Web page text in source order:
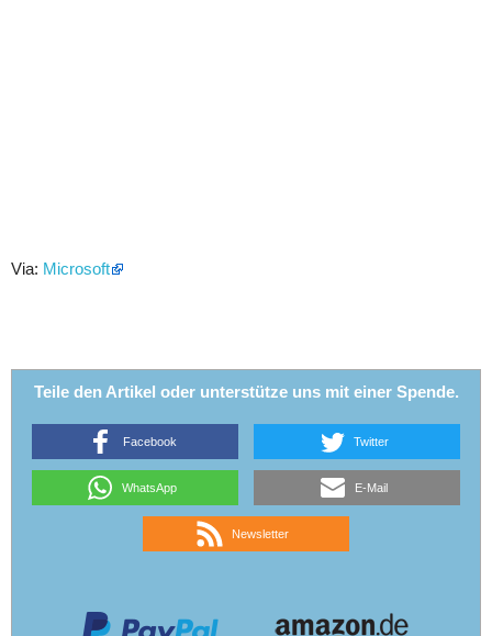
Via: Microsoft
Teile den Artikel oder unterstütze uns mit einer Spende.
Facebook Twitter
WhatsApp E-Mail
Newsletter